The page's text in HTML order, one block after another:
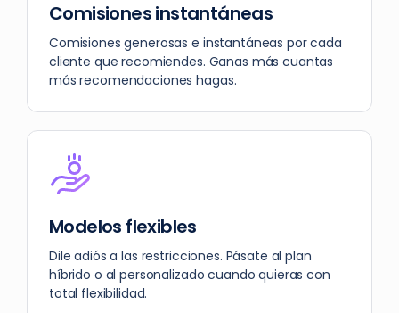
Comisiones instantáneas
Comisiones generosas e instantáneas por cada
cliente que recomiendes. Ganas más cuantas
más recomendaciones hagas.
Modelos flexibles
Dile adiós a las restricciones. Pásate al plan
híbrido o al personalizado cuando quieras con
total flexibilidad.